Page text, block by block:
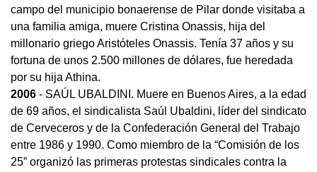
campo del municipio bonaerense de Pilar donde visitaba a
una familia amiga, muere Cristina Onassis, hija del
millonario griego Aristóteles Onassis. Tenía 37 años y su
fortuna de unos 2.500 millones de dólares, fue heredada
por su hija Athina.
2006 - SAÚL UBALDINI. Muere en Buenos Aires, a la edad
de 69 años, el sindicalista Saúl Ubaldini, líder del sindicato
de Cerveceros y de la Confederación General del Trabajo
entre 1986 y 1990. Como miembro de la “Comisión de los
25” organizó las primeras protestas sindicales contra la